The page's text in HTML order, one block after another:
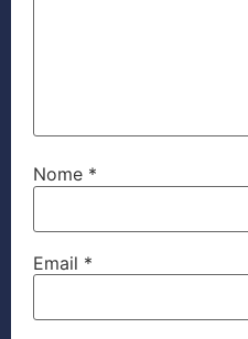
Nome *
Email *